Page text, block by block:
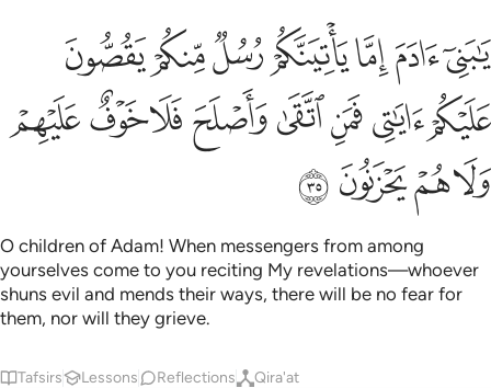
يا بني ادم اما ياتينكم رسل منكم يقصون عليكم اياتي فمن اتقى واصلح
يَـٰبَنِىٓ ءَادَمَ إِمَّا يَأْتِيَنَّكُمْ رُسُلٌۭ مِّنكُمْ يَقُصُّونَ عَلَيْكُمْ ءَايَـٰتِى ۙ فَمَنِ ٱتَّقَىٰ
ﲛﲜﲝﲞﲟﲠﲡ
ﲢﲣﲤﲥﲦﲧﲨﲩ
ﲪﲫﲬﲭ
O children of Adam! When messengers from among
yourselves come to you reciting My revelations—whoever
shuns evil and mends their ways, there will be no fear for
them, nor will they grieve.
Tafsirs Lessons Reflections Qira'at